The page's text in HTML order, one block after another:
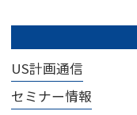
US計画通信
セミナー情報